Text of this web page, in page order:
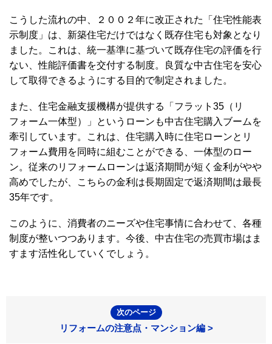
こうした流れの中、２００２年に改正された「住宅性能表
示制度」は、新築住宅だけではなく既存住宅も対象となり
ました。これは、統一基準に基づいて既存住宅の評価を行
ない、性能評価書を交付する制度。良質な中古住宅を安心
して取得できるようにする目的で制定されました。
また、住宅金融支援機構が提供する「フラット35（リ
フォーム一体型）」というローンも中古住宅購入ブームを
牽引しています。これは、住宅購入時に住宅ローンとリ
フォーム費用を同時に組むことができる、一体型のロー
ン。従来のリフォームローンは返済期間が短く金利がやや
高めでしたが、こちらの金利は長期固定で返済期間は最長
35年です。
このように、消費者のニーズや住宅事情に合わせて、各種
制度が整いつつあります。今後、中古住宅の売買市場はま
すます活性化していくでしょう。
次のページ
リフォームの注意点・マンション編 >